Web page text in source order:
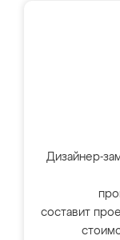
Дизайнер-
составит